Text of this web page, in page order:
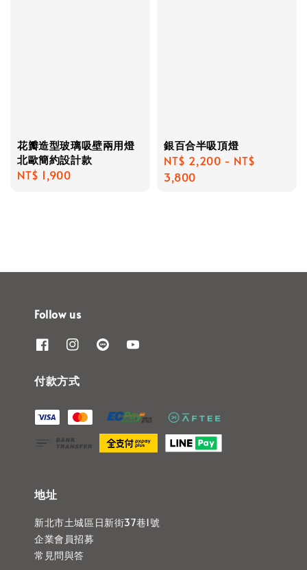
花瓣造型玻璃吸壁兩用燈
北歐簡約設計款
Regular
NT$ 1,900
銀百合半吸頂燈
Regular
price
NT$ 2,200 - NT$
3,800
Follow us
付款方式
地址
新北市土城區日新街37巷1號
企業會員招募
常見問與答